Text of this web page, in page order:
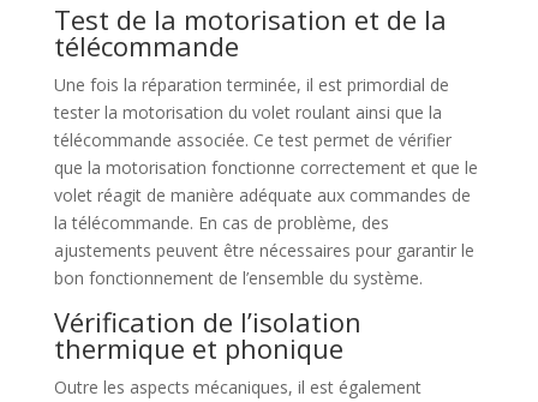
Test de la motorisation et de la
télécommande
Une fois la réparation terminée, il est primordial de
tester la motorisation du volet roulant ainsi que la
télécommande associée. Ce test permet de vérifier
que la motorisation fonctionne correctement et que le
volet réagit de manière adéquate aux commandes de
la télécommande. En cas de problème, des
ajustements peuvent être nécessaires pour garantir le
bon fonctionnement de l’ensemble du système.
Vérification de l’isolation
thermique et phonique
Outre les aspects mécaniques, il est également